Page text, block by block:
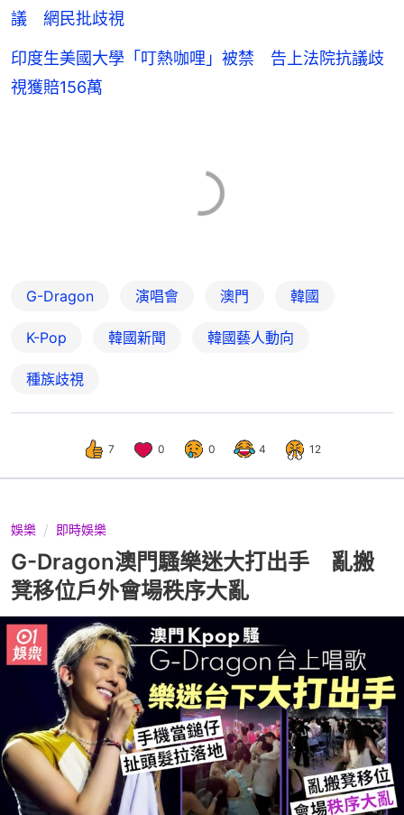
議 網民批歧視
印度生美國大學「叮熱咖哩」被禁 告上法院抗議歧
視獲賠156萬
G-Dragon 演唱會 澳門 韓國
K-Pop 韓國新聞 韓國藝人動向
種族歧視
7 0 0 4 12
娛樂 即時娛樂
G-Dragon澳門騷樂迷大打出手 亂搬
凳移位戶外會場秩序大亂